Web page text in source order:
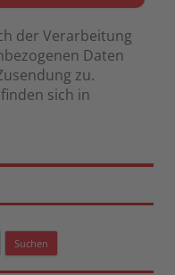
der Verarbeitung
Daten
zu.
sich in